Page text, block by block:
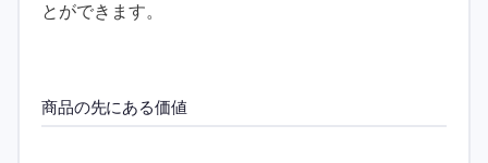
とができます。
商品の先にある価値